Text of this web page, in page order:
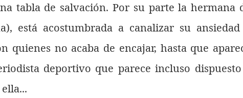
tabla de salvación. Por su parte la hermana
está acostumbrada a canalizar su
quienes no acaba de encajar, hasta que
deportivo que parece incluso